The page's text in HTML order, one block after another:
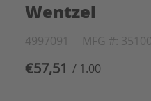
Wentzel
4997091 MFG #:
€57,51 / 1.00